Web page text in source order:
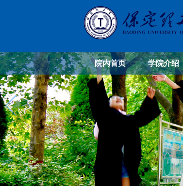
院内首页 学院介绍